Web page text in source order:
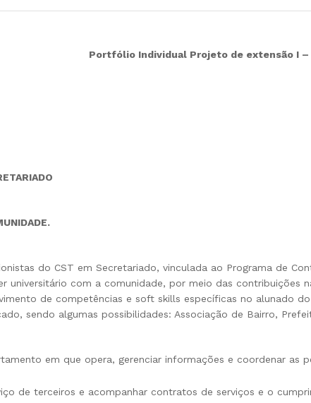
Portfólio Individual Projeto de extensão I –
do CST em Secretariado, vinculada ao Programa de
universitário com a comunidade, por meio das contribuições
de competências e soft skills específicas no alunado
sendo algumas possibilidades: Associação de Bairro,
em que opera, gerenciar informações e coordenar as
de terceiros e acompanhar contratos de serviços e o